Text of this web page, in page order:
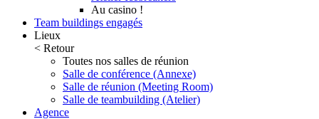
Au casino !
Team buildings engagés
Lieux
< Retour
Toutes nos salles de réunion
Salle de conférence (Annexe)
Salle de réunion (Meeting Room)
Salle de teambuilding (Atelier)
Agence